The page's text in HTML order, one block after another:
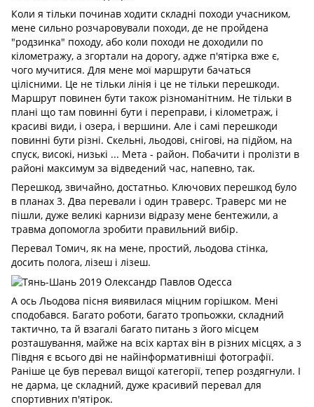
Коли я тільки починав ходити складні походи учасником,
мене сильно розчаровували походи, де не пройдена
"родзинка" походу, або коли походи не доходили по
кілометражу, а згортали на дорогу, адже п'ятірка вже є,
чого мучитися. Для мене мої маршрути бачаться
цілісними. Це не тільки лінія і це не тільки перешкоди.
Маршрут повинен бути також різноманітним. Не тільки в
плані що там повинні бути і переправи, і кілометраж, і
красиві види, і озера, і вершини. Але і самі перешкоди
повинні бути різні. Скельні, льодові, снігові, на підйом, на
спуск, високі, низькі ... Мета - район. Побачити і пролізти в
районі максимум за відведений час, напевно, так.
Перешкод, звичайно, достатньо. Ключових перешкод було
в планах 3. Два перевали і один траверс. Траверс ми не
пішли, дуже великі карнизи відразу мене бентежили, а
травма допомогла зробити правильний вибір.
Перевал Томич, як на мене, простий, льодова стінка,
досить полога, лізеш і лізеш.
А ось Льодова пісня виявилася міцним горішком. Мені
сподобався. Багато роботи, багато тропьожки, складний
тактично, та й взагалі багато питань з його місцем
розташування, майже на всіх картах він в різних місцях, а з
Півдня є всього дві не найінформативніші фотографії.
Раніше це був перевал вищої категорії, тепер роздягнули. І
не дарма, це складний, дуже красивий перевал для
спортивних п'ятірок.